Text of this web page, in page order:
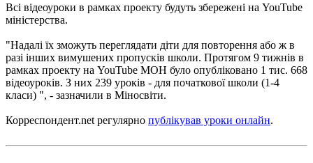
Всі відеоуроки в рамках проекту будуть збережені на YouTube
міністерства.
"Надалі їх зможуть переглядати діти для повторення або ж в
разі інших вимушених пропусків школи. Протягом 9 тижнів в
рамках проекту на YouTube МОН було опубліковано 1 тис. 668
відеоуроків. З них 239 уроків - для початкової школи (1-4
класи) ", - зазначили в Міносвіти.
Корреспондент.net регулярно публікував уроки онлайн.